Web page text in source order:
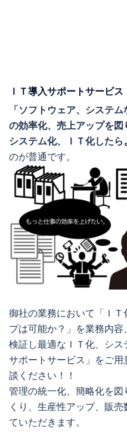
ＩＴ導入サポートサービス
「ソフトウェア、システ
の効率化、売上アップを
システム化、ＩＴ化したら
のが普通です。
御社の業務において「Ｉ
プは可能か？」を業務内容
検証し最適なＩＴ化、シ
サポートサービス」をご
談ください！！
管理の統一化、簡略化を
くり、生産性アップ、販
ていただきます。